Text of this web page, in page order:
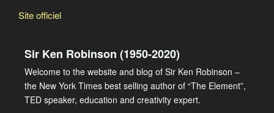
Site officiel
Sir Ken Robinson (1950-2020)
Welcome to the website and blog of Sir Ken Robinson –
the New York Times best selling author of “The Element”,
TED speaker, education and creativity expert.